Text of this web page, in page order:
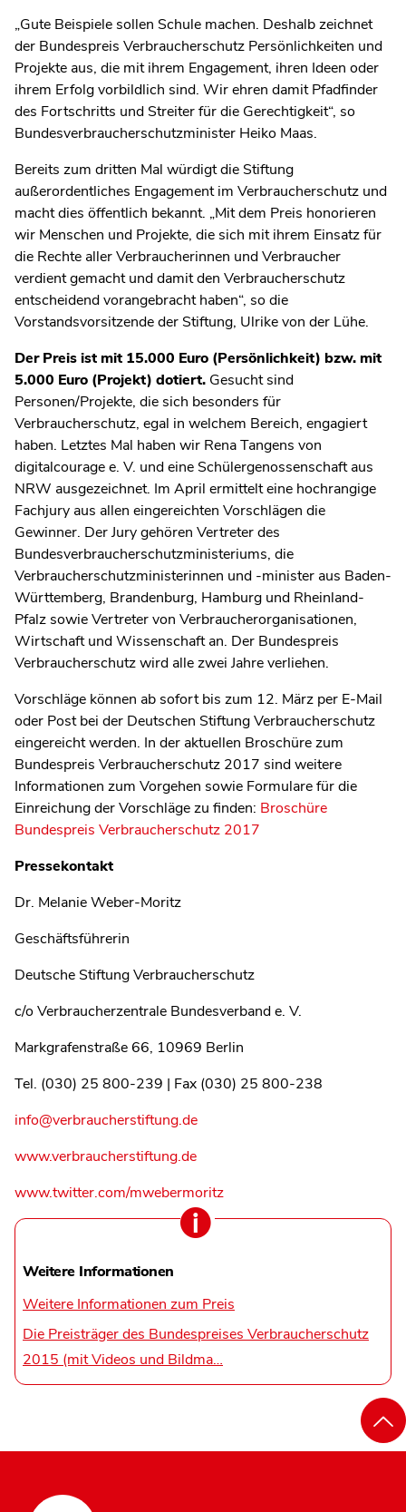
„Gute Beispiele sollen Schule machen. Deshalb zeichnet
der Bundespreis Verbraucherschutz Persönlichkeiten und
Projekte aus, die mit ihrem Engagement, ihren Ideen oder
ihrem Erfolg vorbildlich sind. Wir ehren damit Pfadfinder
des Fortschritts und Streiter für die Gerechtigkeit“, so
Bundesverbraucherschutzminister Heiko Maas.
Bereits zum dritten Mal würdigt die Stiftung
außerordentliches Engagement im Verbraucherschutz und
macht dies öffentlich bekannt. „Mit dem Preis honorieren
wir Menschen und Projekte, die sich mit ihrem Einsatz für
die Rechte aller Verbraucherinnen und Verbraucher
verdient gemacht und damit den Verbraucherschutz
entscheidend vorangebracht haben“, so die
Vorstandsvorsitzende der Stiftung, Ulrike von der Lühe.
Der Preis ist mit 15.000 Euro (Persönlichkeit) bzw. mit
5.000 Euro (Projekt) dotiert. Gesucht sind
Personen/Projekte, die sich besonders für
Verbraucherschutz, egal in welchem Bereich, engagiert
haben. Letztes Mal haben wir Rena Tangens von
digitalcourage e. V. und eine Schülergenossenschaft aus
NRW ausgezeichnet. Im April ermittelt eine hochrangige
Fachjury aus allen eingereichten Vorschlägen die
Gewinner. Der Jury gehören Vertreter des
Bundesverbraucherschutzministeriums, die
Verbraucherschutzministerinnen und -minister aus Baden-
Württemberg, Brandenburg, Hamburg und Rheinland-
Pfalz sowie Vertreter von Verbraucherorganisationen,
Wirtschaft und Wissenschaft an. Der Bundespreis
Verbraucherschutz wird alle zwei Jahre verliehen.
Vorschläge können ab sofort bis zum 12. März per E-Mail
oder Post bei der Deutschen Stiftung Verbraucherschutz
eingereicht werden. In der aktuellen Broschüre zum
Bundespreis Verbraucherschutz 2017 sind weitere
Informationen zum Vorgehen sowie Formulare für die
Einreichung der Vorschläge zu finden: Broschüre
Bundespreis Verbraucherschutz 2017
Pressekontakt
Dr. Melanie Weber-Moritz
Geschäftsführerin
Deutsche Stiftung Verbraucherschutz
c/o Verbraucherzentrale Bundesverband e. V.
Markgrafenstraße 66, 10969 Berlin
Tel. (030) 25 800-239 | Fax (030) 25 800-238
info@verbraucherstiftung.de
www.verbraucherstiftung.de
www.twitter.com/mwebermoritz
Weitere Informationen
Weitere Informationen zum Preis
Die Preisträger des Bundespreises Verbraucherschutz
2015 (mit Videos und Bildma…